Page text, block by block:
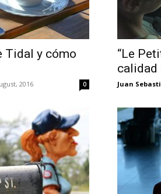
Tidal y cómo
2016 0
“Le
calidad
Juan